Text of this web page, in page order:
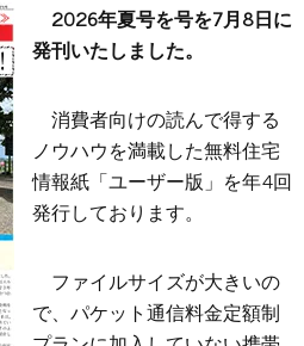
2026年夏号を号を7月8日に
発刊いたしました。
消費者向けの読んで得する
ノウハウを満載した無料住宅
情報紙「ユーザー版」を年4回
発行しております。
ファイルサイズが大きいの
で、パケット通信料金定額制